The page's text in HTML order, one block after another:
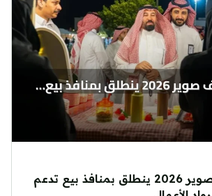
مهرجان صيف صوير 2026 ينطلق بمنافذ بيع تدعم